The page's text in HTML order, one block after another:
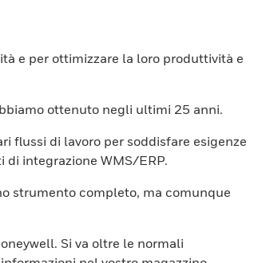
e per ottimizzare la loro produttività e
ottenuto negli ultimi 25 anni.
flussi di lavoro per soddisfare esigenze
integrazione WMS/ERP.
strumento completo, ma comunque
Si va oltre le normali